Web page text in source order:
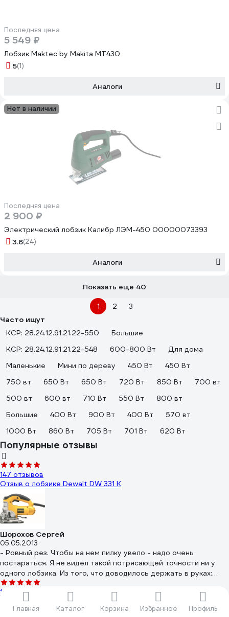
Главная Каталог Корзина Избранное Профиль
Последняя цена
5 549 ₽
Лобзик Maktec by Makita MT430
5(1)
Аналоги
Нет в наличии
Последняя цена
2 900 ₽
Электрический лобзик Калибр ЛЭМ-450 00000073393
3.6(24)
Аналоги
Показать еще 40
1 2
3
Часто ищут
КСР: 28.24.12.91.21.22-550
Большие
КСР: 28.24.12.91.21.22-548
600-800 Вт
Для дома
Маленькие
Мини по дереву 450 Вт
450 Вт
750 вт
650 Вт 650 Вт 720 Вт 850 Вт
700 вт
500 вт
600 вт 710 Вт 550 Вт
800 вт
Большие
400 Вт 900 Вт 400 Вт
570 вт
1000 Вт
860 Вт 705 Вт 701 Вт 620 Вт
Популярные отзывы
147 отзывов
Отзыв о лобзике Dewalt DW 331 K
Шорохов Сергей
05.05.2013
- Ровный рез. Чтобы на нем пилку увело - надо очень
постараться. Я не видел такой потрясающей точности ни у
одного лобзика. Из того, что доводилось держать в руках:
Bosch, Makita, Интерскол - все это просто вихляющие
погремушки на фоне ДеВолта. - Плавнос
102 отзыва
Отзыв о лобзике Metabo STEB 65 Quick 601030500